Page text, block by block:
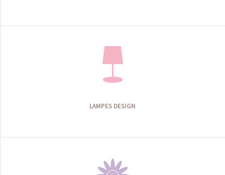
LAMPES DESIGN